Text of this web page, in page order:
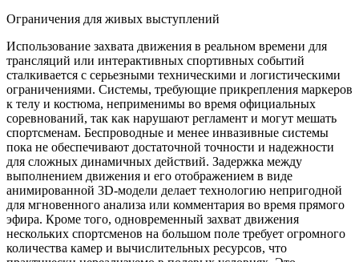
Ограничения для живых выступлений
Использование захвата движения в реальном времени для
трансляций или интерактивных спортивных событий
сталкивается с серьезными техническими и логистическими
ограничениями. Системы, требующие прикрепления маркеров
к телу и костюма, неприменимы во время официальных
соревнований, так как нарушают регламент и могут мешать
спортсменам. Беспроводные и менее инвазивные системы
пока не обеспечивают достаточной точности и надежности
для сложных динамичных действий. Задержка между
выполнением движения и его отображением в виде
анимированной 3D-модели делает технологию непригодной
для мгновенного анализа или комментария во время прямого
эфира. Кроме того, одновременный захват движения
нескольких спортсменов на большом поле требует огромного
количества камер и вычислительных ресурсов, что